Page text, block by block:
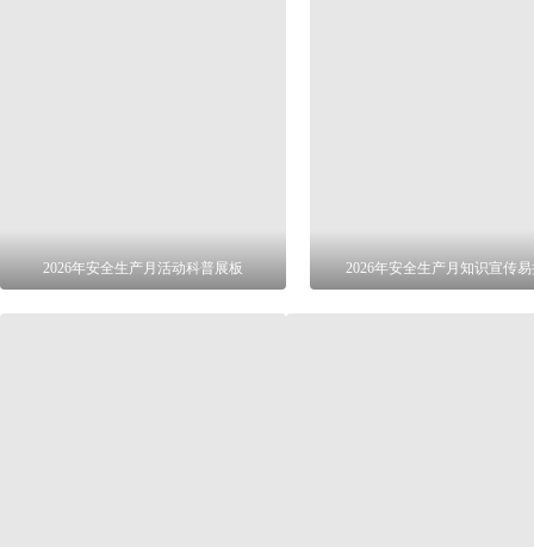
2026年安全生产月活动科普展板 2026年安全生产月知识宣传